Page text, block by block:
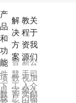
产
品
和
功
能
软
件
下
载
项
目
数
解
决
方
案
智
慧
工
厂
数
字
智
教
程
资
源
新
手
入
门
视
频
文
关
于
我
们
公
司
介
绍
加
入
邮